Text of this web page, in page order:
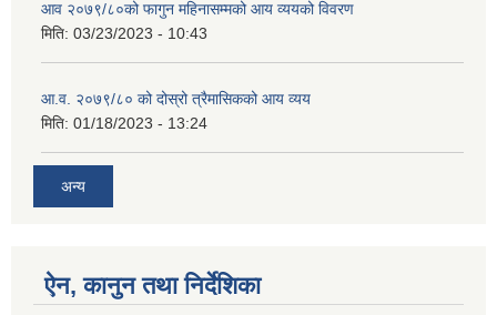
आव २०७९/८०को फागुन महिनासम्मको आय व्ययको विवरण
मिति: 03/23/2023 - 10:43
आ.व. २०७९/८० को दोस्रो त्रैमासिकको आय व्यय
मिति: 01/18/2023 - 13:24
अन्य
ऐन, कानुन तथा निर्देशिका